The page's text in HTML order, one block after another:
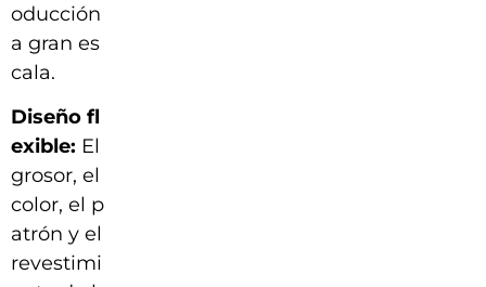
oducción
a gran es
cala.
Diseño fl
exible: El
grosor, el
color, el p
atrón y el
revestimi